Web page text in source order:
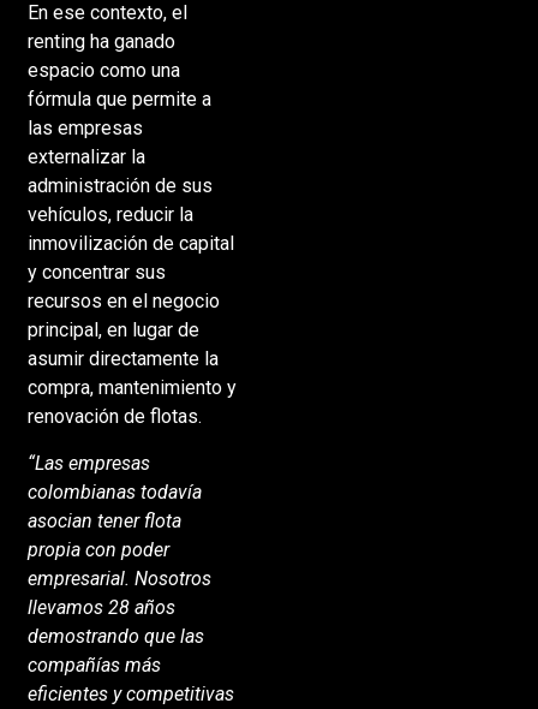
En ese contexto, el
renting ha ganado
espacio como una
fórmula que permite a
las empresas
externalizar la
administración de sus
vehículos, reducir la
inmovilización de capital
y concentrar sus
recursos en el negocio
principal, en lugar de
asumir directamente la
compra, mantenimiento y
renovación de flotas.
“Las empresas
colombianas todavía
asocian tener flota
propia con poder
empresarial. Nosotros
llevamos 28 años
demostrando que las
compañías más
eficientes y competitivas